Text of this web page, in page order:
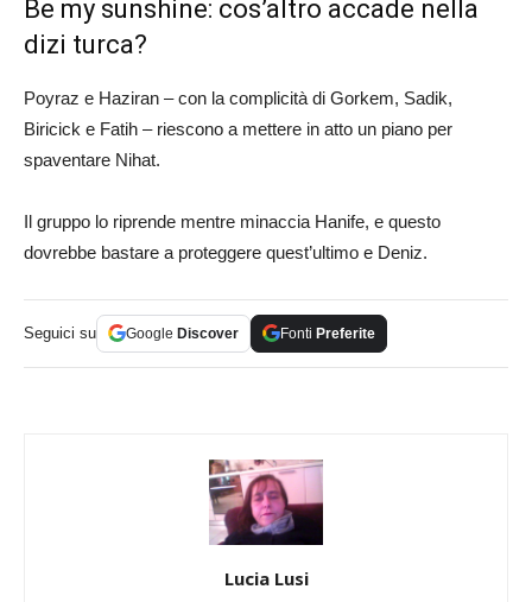
Be my sunshine: cos’altro accade nella
dizi turca?
Poyraz e Haziran – con la complicità di Gorkem, Sadik,
Biricick e Fatih – riescono a mettere in atto un piano per
spaventare Nihat.
Il gruppo lo riprende mentre minaccia Hanife, e questo
dovrebbe bastare a proteggere quest’ultimo e Deniz.
Seguici su Google Discover Fonti Preferite
Lucia Lusi